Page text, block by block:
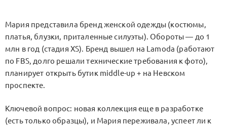
Мария представила бренд женской одежды (костюмы,
платья, блузки, приталенные силуэты). Обороты — до 1
млн в год (стадия XS). Бренд вышел на Lamoda (работают
по FBS, долго решали технические требования к фото),
планирует открыть бутик middle-up + на Невском
проспекте.
Ключевой вопрос: новая коллекция еще в разработке
(есть только образцы), и Мария переживала, успеет ли к